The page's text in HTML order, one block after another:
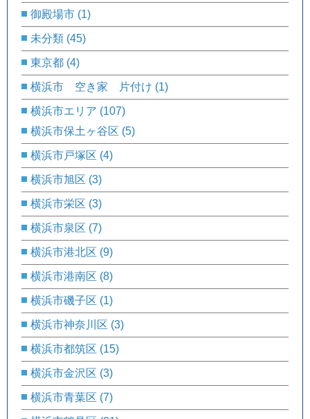
御殿場市 (1)
未分類 (45)
東京都 (4)
横浜市 空き家 片付け (1)
横浜市エリア (107)
横浜市保土ヶ谷区 (5)
横浜市戸塚区 (4)
横浜市旭区 (3)
横浜市栄区 (3)
横浜市泉区 (7)
横浜市港北区 (9)
横浜市港南区 (8)
横浜市磯子区 (1)
横浜市神奈川区 (3)
横浜市都筑区 (15)
横浜市金沢区 (3)
横浜市青葉区 (7)